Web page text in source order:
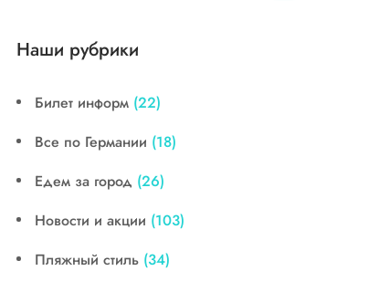
Наши рубрики
Билет информ (22)
Все по Германии (18)
Едем за город (26)
Новости и акции (103)
Пляжный стиль (34)